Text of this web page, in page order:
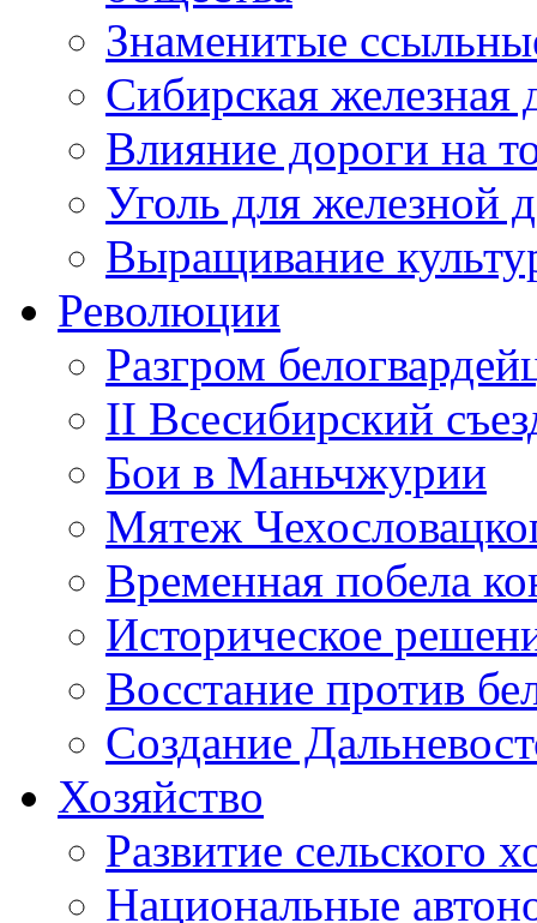
Знаменитые
Сибирская же­лезная
Влияние дороги на
Уголь для железной
Выращивание
Революции
Разгром
II Всесибирский
Бои в Маньчжурии
Мятеж
Временная побела
Историческое
Восстание против
Создание
Хозяйство
Развитие сельского
Национальные